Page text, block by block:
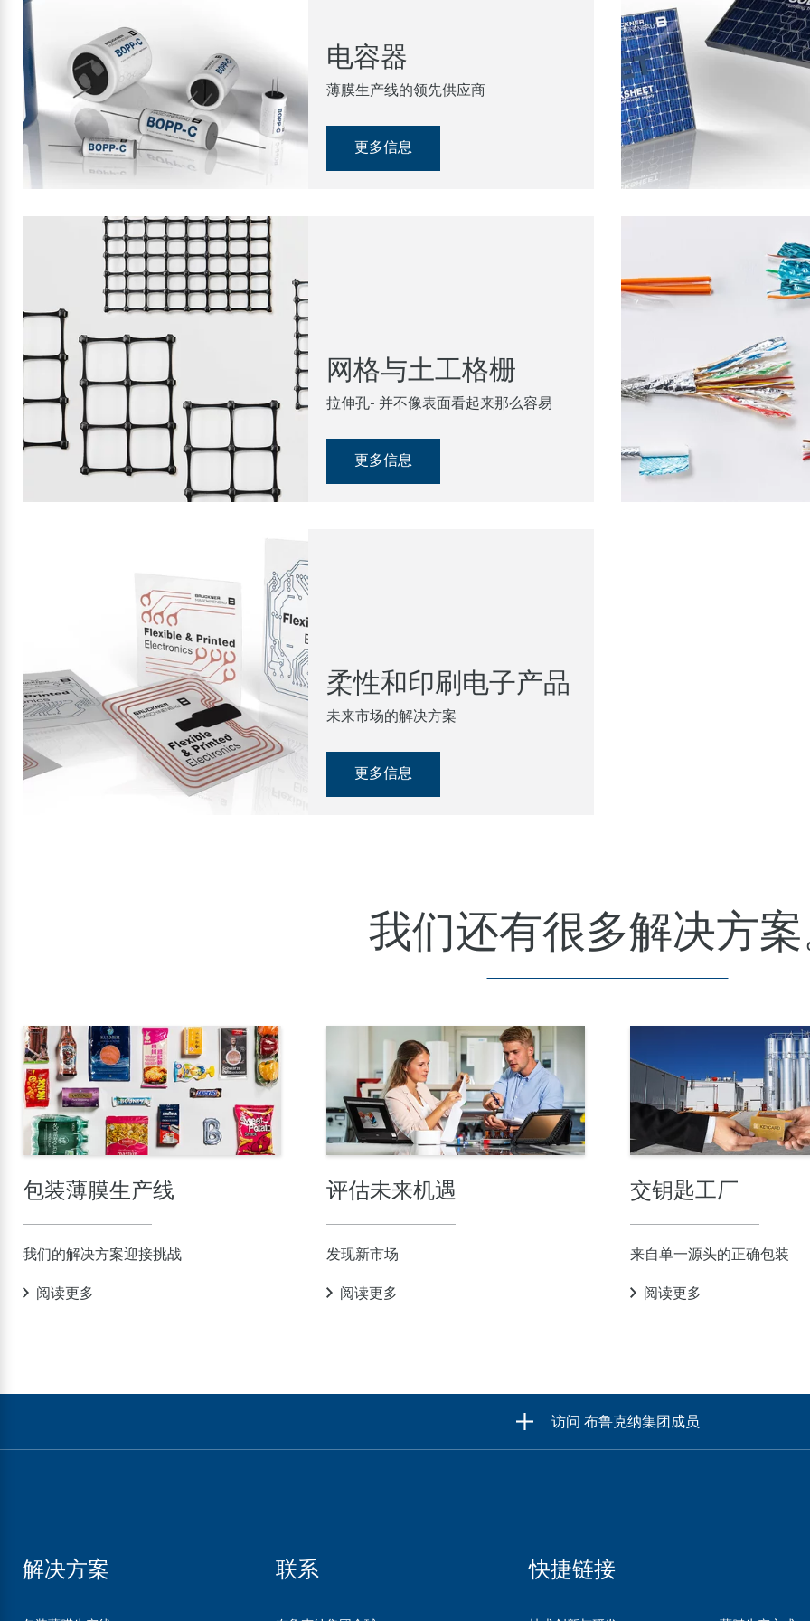
电容器
薄膜生产线的领先供应商
更多信息
网格与土工格栅
拉伸孔- 并不像表面看起来那么容易
更多信息
柔性和印刷电子产品
未来市场的解决方案
更多信息
我们还有很多解决方
包装薄膜生产线
我们的解决方案迎接挑战
阅读更多
评估未来机遇
发现新市场
阅读更多
交钥匙工厂
来自单一源头的正确包装
阅读更多
访问 布鲁克纳集团成员
解决方案 联系 快捷链接